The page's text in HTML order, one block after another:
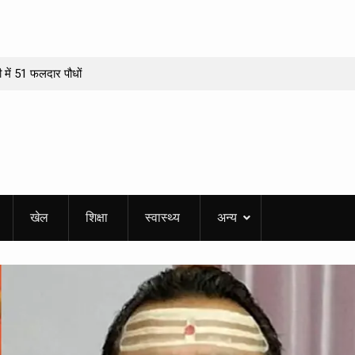
में 51 फलदार पौधों
तीलू रौतेली
मंच! ‘हरेला
खेल शिक्षा स्वास्थ्य अन्य